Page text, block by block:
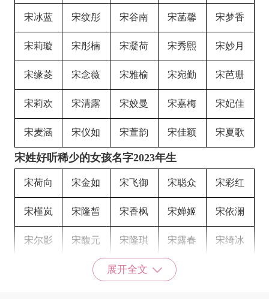
宋冰蓝 宋纹彤 宋谷南 宋菡馨 宋梦香
宋莉璇 宋彤楠 宋凝荷 宋秀熙 宋妙月
宋缘菱 宋念薇 宋雅榆 宋宛勤 宋芭珊
宋莉欢 宋清露 宋姣曼 宋嘉梅 宋妃佳
宋麦涵 宋仪如 宋萱韵 宋佳颖 宋夏歌
宋姓好听稀少的女孩名字2023年生
宋荷向 宋金如 宋飞御 宋聪众 宋彩红
宋槿岚 宋隆皙 宋香枫 宋婵姬 宋依澜
宋尔影 宋馥元 宋隆琪 宋露春 宋绮冰
宋聚觅 宋宛凝 宋月佳
展开全文